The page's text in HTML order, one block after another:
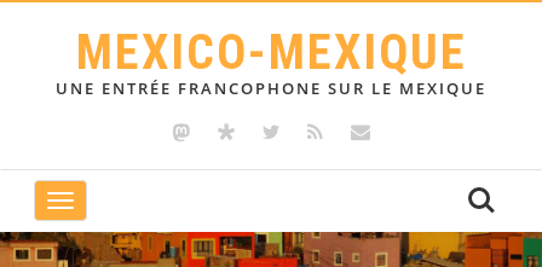
MEXICO-MEXIQUE
UNE ENTRÉE FRANCOPHONE SUR LE MEXIQUE
Toggle
navigation